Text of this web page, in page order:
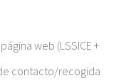
web (LSSICE +
contacto/recogida